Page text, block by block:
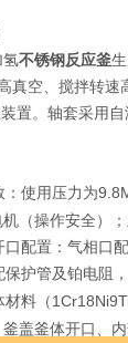
氢不锈钢反应釜
真空、搅拌转
置。轴套采用
：使用压力为
（操作安全）
配置：气相口
护管及铂电阻
材料（
釜盖釜体开口、